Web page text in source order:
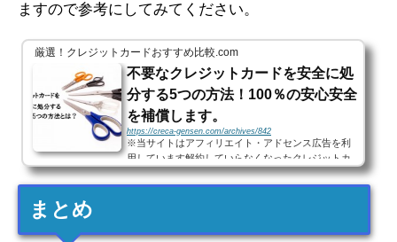
ますので参考にしてみてください。
厳選！クレジットカードおすすめ比較.com
不要なクレジットカードを安全に処
分する5つの方法！100％の安心安全
を補償します。
https://creca-gensen.com/archives/842
※当サイトはアフィリエイト・アドセンス広告を利
用しています解約していらなくなったクレジットカ
ード有効期限が切れて使えなくなったクレジットカ
ード紛失届けを出した後に見つかったクレジットカ
まとめ